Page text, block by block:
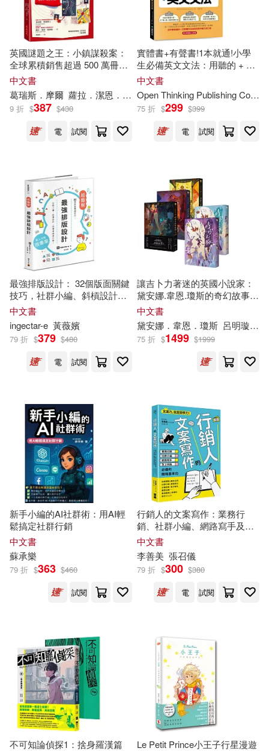
張立新 等（主編）(1)
張笑恆 編著(1) 徐曉望(1)
徐靜(1) 愛倫‧坡(1)
方華文(1)
朱子熹編著(1) 李乾朗(1)
李四光(1)
李安，王廷懋，朱文婷(1)
李家同(1) 李小虎(1)
李彥勳(1) 李星野(1)
李泰祥、劉永泰(1)
李浭等編著(1) 李濤 編著(1)
李玉技(1) 李玉枝主編(1)
李登輝 編纂(1) 李立泰(1)
李薇（主編）(1) 松岡達英(1)
松本圭介(1) 林六辰 編著(1)
林昭菁(1) 林語堂 編譯(1)
柳大華等 編著(1)
梁敏滔 編著(1) 梁曉暉(1)
新世界出版社(1) 方智(1)
日出出版(1) 明天出版社(1)
易富文化(1) 時報出版(1)
樂友文化(1) 橄欖(1)
民主與建設出版社(1)
水滴文化(1)
江蘇大學出版社(1)
江蘇教育出版社(1)
清文華泉(1)
清文華泉事業有限公司(1)
湖南少年兒童出版社(1)
湖南師範大學出版社(1)
漫遊者文化(1) 濟南出版社(1)
環球-DECCA(1) 白氏興業(1)
知識風(1) 福建人民出版社(1)
臺灣商務(1) 蘭臺網路(1)
英國謎題之王：小鎮謀殺案：
全球累積銷售超過 500 萬冊書
系，你可以從第一題開始，也
可以跳著解題。邏輯、觀察
力、推理力大增。
中文書
葛瑞斯．摩爾 蘿拉．潔恩．愛爾絲 林庭如
9 折 $387 $430
電
試閱
實體書+有聲書!1本就通!小學
生必備英文文法：用聽的 + 開
口跟著唸，搭配插圖的視覺效
果， 0 ~ 99歲都適用!(附QR碼
線上音檔)
中文書
Open Thinking Publishing Co.劉
75 折 $299 $399
電
試閱
最強排版設計： 32個版面關鍵
技巧，社群小編、斜槓設計，
自學者神速升級!
中文書
ingectar-e 黃薇嬪
79 折 $379 $480
電
試閱
讓吉卜力著迷的英國小說家：
黛安娜.韋恩.瓊斯的奇幻故事精
選(《巫師霍爾三部曲》+《時
空之城》共五冊)
中文書
黛安娜．韋恩．瓊斯 呂明璇 李
75 折 $1499 $1999
新手小編的AI社群術：用AI輕
鬆搞定社群行銷
中文書
蘇承樂
79 折 $363 $460
試閱
行銷人的文案寫作：業務行
銷、社群小編、網路寫手及上
班族必備的職場基本功
中文書
李善美 張召儀
79 折 $300 $380
電
試閱
不可知論偵探1：捨身羅漢篇
Le Petit Prince小王子行星漫遊